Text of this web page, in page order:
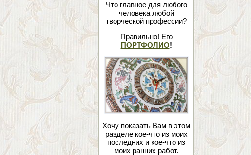
Что главное для любого
человека любой
творческой профессии?
Правильно! Его
ПОРТФОЛИО!
Хочу показать Вам в этом
разделе кое-что из моих
последних и кое-что из
моих ранних работ.